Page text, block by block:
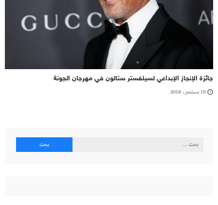
جائزة الإنجاز الإبداعي لسيلفستر ستالون في مهرجان الجونة
19 سبتمبر، 2018
البحث